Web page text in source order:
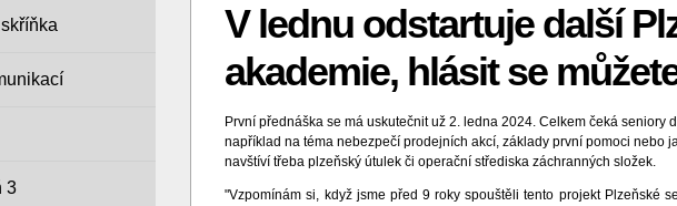
V lednu odstartuje další
akademie, hlásit se
První přednáška se má uskutečnit už 2. ledna 2024. Celkem čeká seniory
například na téma nebezpečí prodejních akcí, základy první pomoci nebo
navštíví třeba plzeňský útulek či operační střediska záchranných složek.
"Vzpomínám si, když jsme před 9 roky spouštěli tento projekt Plzeňské
3